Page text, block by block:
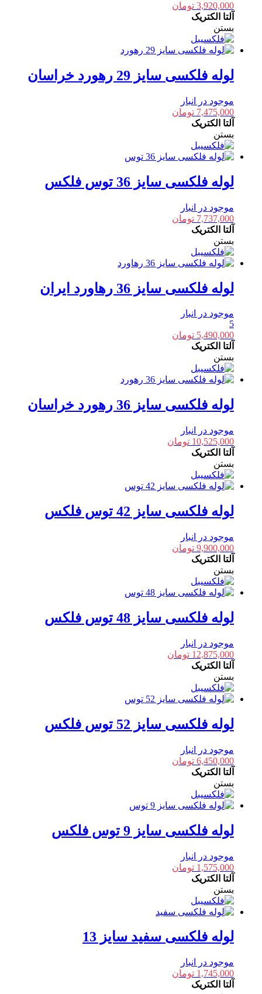
3,920,000 تومان
آلتا الکتریک
بستن
لوله فلکسی سایز 29 رهورد خراسان
موجود در انبار
7,475,000 تومان
آلتا الکتریک
بستن
لوله فلکسی سایز 36 توس فلکس
موجود در انبار
7,737,000 تومان
آلتا الکتریک
بستن
لوله فلکسی سایز 36 رهاورد ایران
موجود در انبار
5
5,490,000 تومان
آلتا الکتریک
بستن
لوله فلکسی سایز 36 رهورد خراسان
موجود در انبار
10,525,000 تومان
آلتا الکتریک
بستن
لوله فلکسی سایز 42 توس فلکس
موجود در انبار
9,900,000 تومان
آلتا الکتریک
بستن
لوله فلکسی سایز 48 توس فلکس
موجود در انبار
12,875,000 تومان
آلتا الکتریک
بستن
لوله فلکسی سایز 52 توس فلکس
موجود در انبار
6,450,000 تومان
آلتا الکتریک
بستن
لوله فلکسی سایز 9 توس فلکس
موجود در انبار
1,575,000 تومان
آلتا الکتریک
بستن
لوله فلکسی سفید سایز 13
موجود در انبار
1,745,000 تومان
آلتا الکتریک